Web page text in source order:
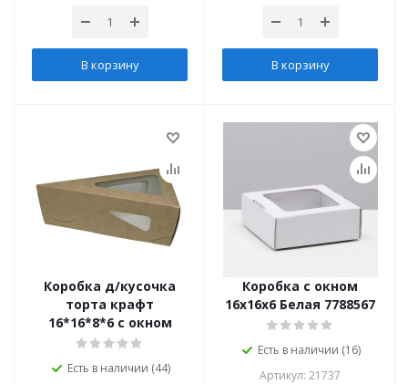
В корзину В корзину
Коробка д/кусочка
торта крафт
16*16*8*6 с окном
Есть в наличии (44)
Коробка с окном
16х16х6 Белая 7788567
Есть в наличии (16)
Артикул: 21737